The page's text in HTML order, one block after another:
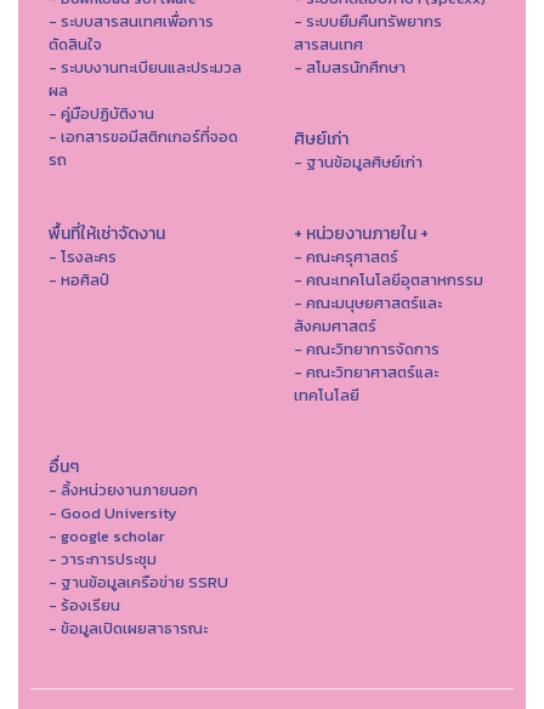
- ระบบสารสนเทศเพื่อการ
ตัดสินใจ
- ระบบงานทะเบียนและประมวล
ผล
- คู่มือปฏิบัติงาน
- เอกสารขอมีสติกเกอร์ที่จอด
รถ
- ระบบยืมคืนทรัพยากร
สารสนเทศ
- สโมสรนักศึกษา
ศิษย์เก่า
- ฐานข้อมูลศิษย์เก่า
พื้นที่ให้เช่าจัดงาน
- โรงละคร
- หอศิลป์
+ หน่วยงานภายใน +
- คณะครุศาสตร์
- คณะเทคโนโลยีอุตสาหกรรม
- คณะมนุษยศาสตร์และ
สังคมศาสตร์
- คณะวิทยาการจัดการ
- คณะวิทยาศาสตร์และ
เทคโนโลยี
อื่นๆ
- ลิ้งหน่วยงานภายนอก
- Good University
- google scholar
- วาระการประชุม
- ฐานข้อมูลเครือข่าย SSRU
- ร้องเรียน
- ข้อมูลเปิดเผยสาธารณะ